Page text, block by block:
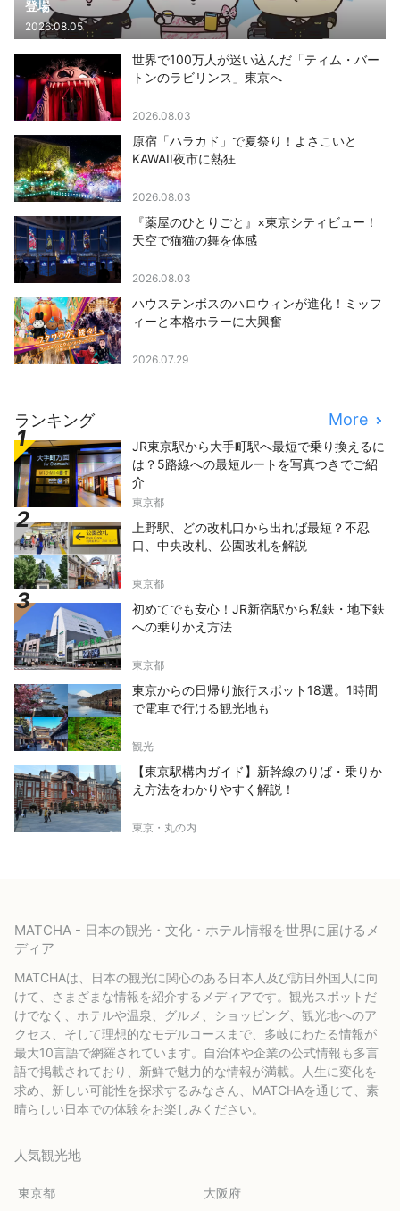
登場
2026.08.05
世界で100万人が迷い込んだ「ティム・バー
トンのラビリンス」東京へ
2026.08.03
原宿「ハラカド」で夏祭り！よさこいと
KAWAII夜市に熱狂
2026.08.03
『薬屋のひとりごと』×東京シティビュー！
天空で猫猫の舞を体感
2026.08.03
ハウステンボスのハロウィンが進化！ミッフ
ィーと本格ホラーに大興奮
2026.07.29
ランキング More
JR東京駅から大手町駅へ最短で乗り換えるに
は？5路線への最短ルートを写真つきでご紹
介
東京都
上野駅、どの改札口から出れば最短？不忍
口、中央改札、公園改札を解説
東京都
初めてでも安心！JR新宿駅から私鉄・地下鉄
への乗りかえ方法
東京都
東京からの日帰り旅行スポット18選。1時間
で電車で行ける観光地も
観光
【東京駅構内ガイド】新幹線のりば・乗りか
え方法をわかりやすく解説！
東京・丸の内
MATCHA - 日本の観光・文化・ホテル情報を世界に届けるメ
ディア
MATCHAは、日本の観光に関心のある日本人及び訪日外国人に向
けて、さまざまな情報を紹介するメディアです。観光スポットだ
けでなく、ホテルや温泉、グルメ、ショッピング、観光地へのア
クセス、そして理想的なモデルコースまで、多岐にわたる情報が
最大10言語で網羅されています。自治体や企業の公式情報も多言
語で掲載されており、新鮮で魅力的な情報が満載。人生に変化を
求め、新しい可能性を探求するみなさん、MATCHAを通じて、素
晴らしい日本での体験をお楽しみください。
人気観光地
東京都 大阪府